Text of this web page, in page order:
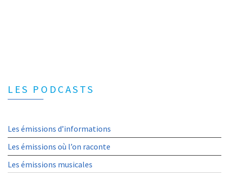
LES PODCASTS
Les émissions d’informations
Les émissions où l’on raconte
Les émissions musicales